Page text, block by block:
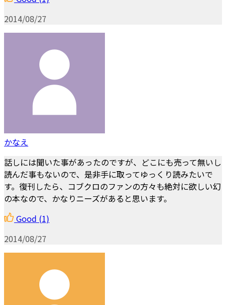
2014/08/27
かなえ
話しには聞いた事があったのですが、どこにも売って無いし
読んだ事もないので、是非手に取ってゆっくり読みたいで
す。復刊したら、コブクロのファンの方々も絶対に欲しい幻
の本なので、かなりニーズがあると思います。
Good (1)
2014/08/27